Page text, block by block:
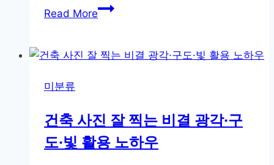
르
법
Read More가
화
브
이
미분류
건축 사진 잘 찍는 비결 광각·구
도·빛 활용 노하우